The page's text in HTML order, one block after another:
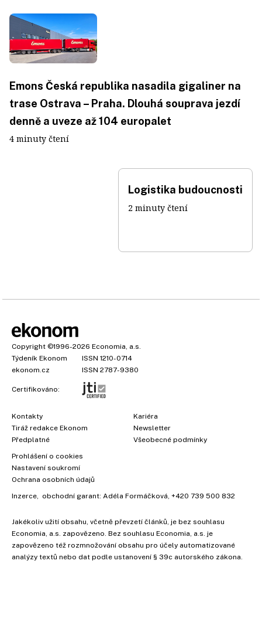
Emons Česká republika nasadila gigaliner na
trase Ostrava – Praha. Dlouhá souprava jezdí
denně a uveze až 104 europalet
4 minuty čtení
Logistika budoucnosti
2 minuty čtení
Copyright ©1996-2026 Economia, a.s.
Týdeník Ekonom
ISSN 1210-0714
ekonom.cz
ISSN 2787-9380
Certifikováno:
Kontakty
Tiráž redakce Ekonom
Předplatné
Kariéra
Newsletter
Všeobecné podmínky
Prohlášení o cookies
Nastavení soukromí
Ochrana osobních údajů
Inzerce , obchodní garant: Adéla Formáčková +420 739 500 832
Jakékoliv užití obsahu, včetně převzetí článků, je bez souhlasu
Economia, a.s. zapovězeno. Bez souhlasu Economia, a.s. je
zapovězeno též rozmnožování obsahu pro účely automatizované
analýzy textů nebo dat podle ustanovení § 39c autorského zákona.